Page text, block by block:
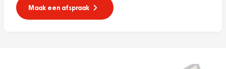
Maak een afspraak